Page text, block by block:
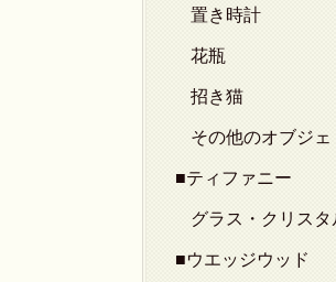
置き時計
花瓶
招き猫
その他のオブジェ
■ティファニー
グラス・クリスタ
■ウエッジウッド